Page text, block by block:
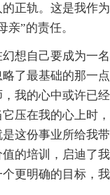
正轨。这是我作
亲”的责任。
幻想自己要成为一
了最基础的那一
我的心中或许已
压在我的心上时
这份事业所给我
的培训，启迪了
更明确的目标，